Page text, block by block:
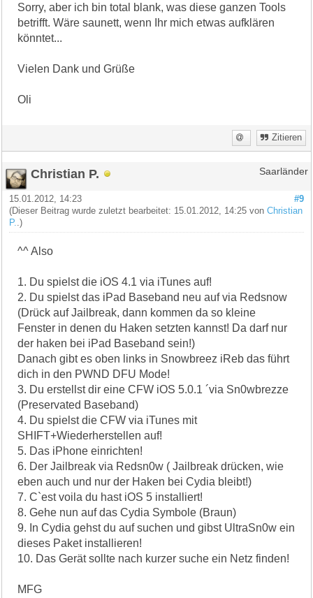
Sorry, aber ich bin total blank, was diese ganzen Tools
betrifft. Wäre saunett, wenn Ihr mich etwas aufklären
könntet...
Vielen Dank und Grüße
Oli
Zitieren
Christian P. Saarländer
#9
15.01.2012, 14:23
(Dieser Beitrag wurde zuletzt bearbeitet: 15.01.2012, 14:25 vonChristian
P. .)
^^ Also
1. Du spielst die iOS 4.1 via iTunes auf!
2. Du spielst das iPad Baseband neu auf via Redsnow
(Drück auf Jailbreak, dann kommen da so kleine
Fenster in denen du Haken setzten kannst! Da darf nur
der haken bei iPad Baseband sein!)
Danach gibt es oben links in Snowbreez iReb das führt
dich in den PWND DFU Mode!
3. Du erstellst dir eine CFW iOS 5.0.1 ´via Sn0wbrezze
(Preservated Baseband)
4. Du spielst die CFW via iTunes mit
SHIFT+Wiederherstellen auf!
5. Das iPhone einrichten!
6. Der Jailbreak via Redsn0w ( Jailbreak drücken, wie
eben auch und nur der Haken bei Cydia bleibt!)
7. C`est voila du hast iOS 5 installiert!
8. Gehe nun auf das Cydia Symbole (Braun)
9. In Cydia gehst du auf suchen und gibst UltraSn0w ein
dieses Paket installieren!
10. Das Gerät sollte nach kurzer suche ein Netz finden!
MFG